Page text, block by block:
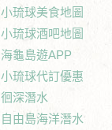
小琉球美食地圖
小琉球酒吧地圖
海龜島遊APP
小琉球代訂優惠
徊深潛水
自由島海洋潛水